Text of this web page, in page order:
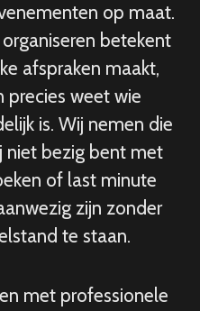
op maat.
betekent
afspraken maakt,
precies weet wie
is. Wij nemen die
niet bezig bent met
of last minute
zijn zonder
te staan.
met professionele